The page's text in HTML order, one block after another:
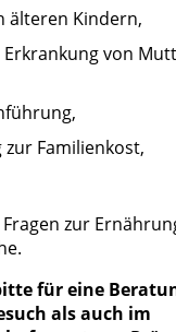
älteren Kindern,
Erkrankung von
zur Familienkost,
zur
für eine
als auch im